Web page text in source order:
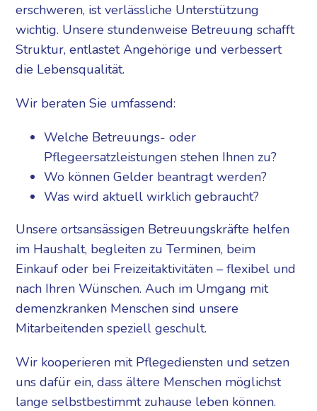
erschweren, ist verlässliche Unterstützung
wichtig. Unsere stundenweise Betreuung schafft
Struktur, entlastet Angehörige und verbessert
die Lebensqualität.
Wir beraten Sie umfassend:
Welche Betreuungs- oder
Pflegeersatzleistungen stehen Ihnen zu?
Wo können Gelder beantragt werden?
Was wird aktuell wirklich gebraucht?
Unsere ortsansässigen Betreuungskräfte helfen
im Haushalt, begleiten zu Terminen, beim
Einkauf oder bei Freizeitaktivitäten – flexibel und
nach Ihren Wünschen. Auch im Umgang mit
demenzkranken Menschen sind unsere
Mitarbeitenden speziell geschult.
Wir kooperieren mit Pflegediensten und setzen
uns dafür ein, dass ältere Menschen möglichst
lange selbstbestimmt zuhause leben können.